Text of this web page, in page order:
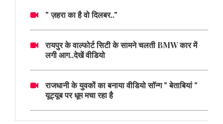
" ज़हरा का है वो दिलबर.."
रायपुर के वाल्फोर्ट सिटी के सामने चलती BMW कार में
लगी आग..देखें वीडियो
राजधानी के युवकों का बनाया वीडियो सॉन्ग " बेताबियां "
यूट्यूब पर धूम मचा रहा है